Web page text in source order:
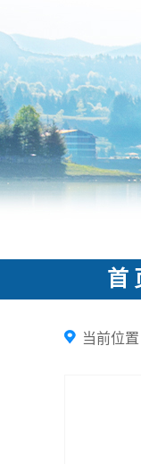
首
当前位置